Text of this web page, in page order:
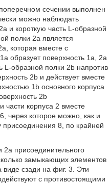
сечении выполнен
можно наблюдать
и короткую часть L-образной
полки 2а является
которая вместе с
образует поверхность 1а, 2а
L-образной полки 2b напротив
2b и действует вместе
1b основного корпуса
2b
части корпуса 2 вместе
через которое можно, как и
присоединения 8, по крайней
присоединительного
замыкающих элементов
сзади на фиг. 3. Эти
с противостоящими